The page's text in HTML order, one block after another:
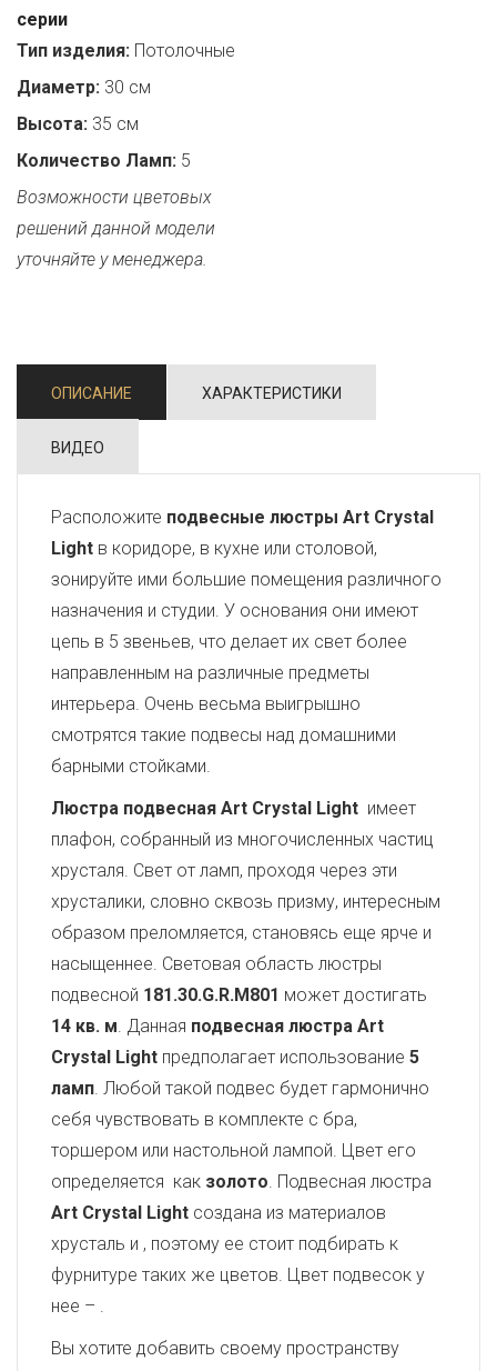
серии
Тип изделия: Потолочные
Диаметр: 30 см
Высота: 35 см
Количество Ламп: 5
Возможности цветовых
решений данной модели
уточняйте у менеджера.
ОПИСАНИЕ ХАРАКТЕРИСТИКИ
ВИДЕО
Расположите подвесные люстры Art Crystal
Light в коридоре, в кухне или столовой,
зонируйте ими большие помещения различного
назначения и студии. У основания они имеют
цепь в 5 звеньев, что делает их свет более
направленным на различные предметы
интерьера. Очень весьма выигрышно
смотрятся такие подвесы над домашними
барными стойками.
Люстра подвесная Art Crystal Light имеет
плафон, собранный из многочисленных частиц
хрусталя. Свет от ламп, проходя через эти
хрусталики, словно сквозь призму, интересным
образом преломляется, становясь еще ярче и
насыщеннее. Световая область люстры
подвесной 181.30.G.R.M801 может достигать
14 кв. м. Данная подвесная люстра Art
Crystal Light предполагает использование 5
ламп. Любой такой подвес будет гармонично
себя чувствовать в комплекте с бра,
торшером или настольной лампой. Цвет его
определяется как золото. Подвесная люстра
Art Crystal Light создана из материалов
хрусталь и , поэтому ее стоит подбирать к
фурнитуре таких же цветов. Цвет подвесок у
нее – .
Вы хотите добавить своему пространству